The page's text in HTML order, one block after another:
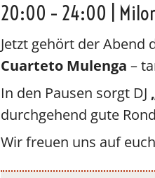
20:00 – 24:00 |
Jetzt gehört der Abend
Cuarteto Mulenga –
In den Pausen sorgt DJ
durchgehend gute
Wir freuen uns auf